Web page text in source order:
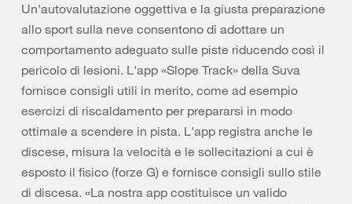
Un'autovalutazione oggettiva e la giusta preparazione
allo sport sulla neve consentono di adottare un
comportamento adeguato sulle piste riducendo così il
pericolo di lesioni. L'app «Slope Track» della Suva
fornisce consigli utili in merito, come ad esempio
esercizi di riscaldamento per prepararsi in modo
ottimale a scendere in pista. L'app registra anche le
discese, misura la velocità e le sollecitazioni a cui è
esposto il fisico (forze G) e fornisce consigli sullo stile
di discesa. «La nostra app costituisce un valido